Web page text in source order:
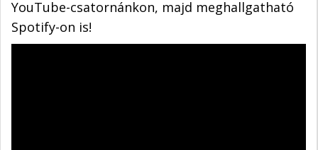
YouTube-csatornánkon, majd meghallgatható
Spotify-on is!